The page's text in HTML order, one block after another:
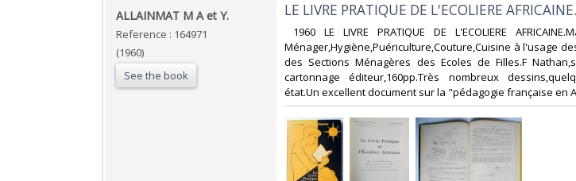
‎ALLAINMAT M A et Y.‎
Reference : 164971
(1960)
See the book
‎LE LIVRE PRATIQUE DE L'ECOLIERE AFRICAINE.‎
1960 LE LIVRE PRATIQUE DE L'ECOLIERE
Ménager,Hygiène,Puériculture,Couture,Cuisine à l'usage
des Sections Ménagères des Ecoles de Filles.F
cartonnage éditeur,160pp.Très nombreux
état.Un excellent document sur la "pédagogie française en